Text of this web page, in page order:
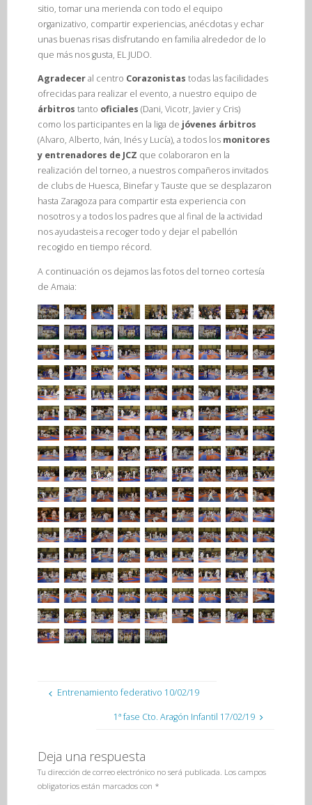
sitio, tomar una merienda con todo el equipo
organizativo, compartir experiencias, anécdotas y echar
unas buenas risas disfrutando en familia alrededor de lo
que más nos gusta, EL JUDO.
Agradeceral centro Corazonistas todas las facilidades
ofrecidas para realizar el evento, a nuestro equipo de
árbitros tanto oficiales (Dani, Vicotr, Javier y Cris)
como los participantes en la liga de jóvenes árbitros
(Alvaro, Alberto, Iván, Inés y Lucía), a todos los monitores
y entrenadores de JCZ que colaboraron en la
realización del torneo, a nuestros compañeros invitados
de clubs de Huesca, Binefar y Tauste que se desplazaron
hasta Zaragoza para compartir esta experiencia con
nosotros y a todos los padres que al final de la actividad
nos ayudasteis a recoger todo y dejar el pabellón
recogido en tiempo récord.
A continuación os dejamos las fotos del torneo cortesía
de Amaia:
Entrenamiento federativo 10/02/19
1ª fase Cto. Aragón Infantil 17/02/19
Deja una respuesta
Tu dirección de correo electrónico no será publicada. Los campos
obligatorios están marcados con *